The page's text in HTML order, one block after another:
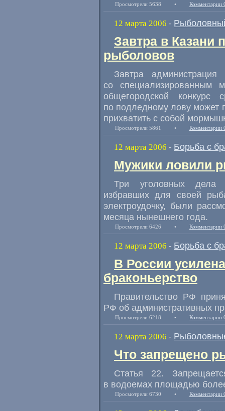
Просмотрели 5638 • Комментарии
12 марта 2006 -
Завтра в Казани
рыболовов
Завтра
со специализированным
общегородской конкурс
по подледному лову может
прихватить с собой
Просмотрели 5861 • Комментарии
12 марта 2006 - Борьба с
Мужики ловили
Три уголовных дела
избравших для своей
электроудочку, были
месяца нынешнего года.
Просмотрели 6426 • Комментарии
12 марта 2006 - Борьба с
В России
браконьерство
Правительство РФ
РФ об административных
Просмотрели 6218 • Комментарии
12 марта 2006 -
Что запрещено
Статья 22.
в водоемах площадью
Просмотрели 6730 • Комментарии